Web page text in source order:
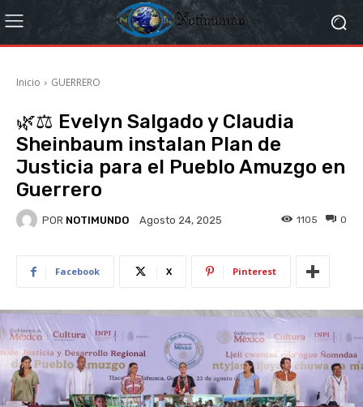
Inicio GUERRERO
🌿⚖️ Evelyn Salgado y Claudia
Sheinbaum instalan Plan de
Justicia para el Pueblo Amuzgo en
Guerrero
POR NOTIMUNDO Agosto 24, 2025 0
1105
Facebook X Pinterest